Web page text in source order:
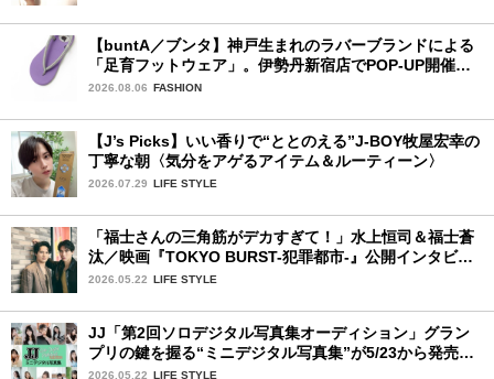
【buntA／ブンタ】神戸生まれのラバーブランドによる
「足育フットウェア」。伊勢丹新宿店でPOP-UP開催
中！
2026.08.06 FASHION
【J’s Picks】いい香りで“ととのえる”J-BOY牧屋宏幸の
丁寧な朝〈気分をアゲるアイテム＆ルーティーン〉
2026.07.29 LIFE STYLE
「福士さんの三角筋がデカすぎて！」水上恒司＆福士蒼
汰／映画『TOKYO BURST-犯罪都市-』公開インタビュ
ー
2026.05.22 LIFE STYLE
JJ「第2回ソロデジタル写真集オーディション」グラン
プリの鍵を握る“ミニデジタル写真集”が5/23から発売！
ファイナリストの個性あふれる18冊
2026.05.22 LIFE STYLE